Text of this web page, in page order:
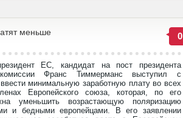
0
меньше
ЕС, кандидат на пост президента
комиссии Франс Тиммерманс выступил с
минимальную заработную плату во всех
Европейского союза, которая, по его
уменьшить возрастающую поляризацию
и бедными европейцами. В его заявлении